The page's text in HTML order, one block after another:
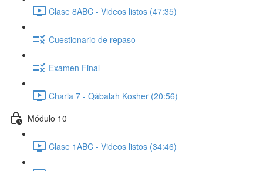
Clase 8ABC - Videos listos (47:35)
Cuestionario de repaso
Examen Final
Charla 7 - Qábalah Kosher (20:56)
Módulo 10
Clase 1ABC - Videos listos (34:46)